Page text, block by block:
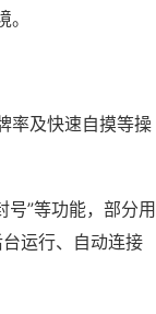
率及快速自摸等操
号”等功能，部分用
运行、自动连接